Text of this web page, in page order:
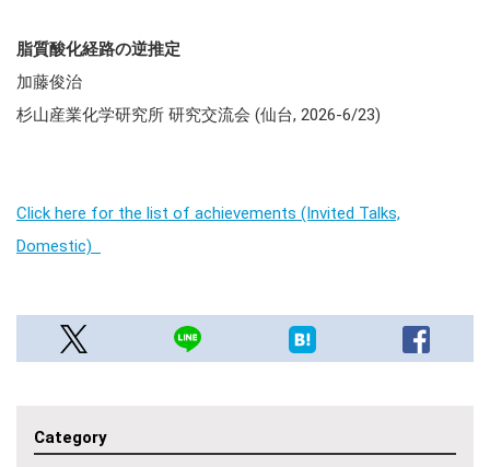
脂質酸化経路の逆推定
加藤俊治
杉山産業化学研究所 研究交流会 (仙台, 2026-6/23)
Click here for the list of achievements (Invited Talks,
Domestic)
Category